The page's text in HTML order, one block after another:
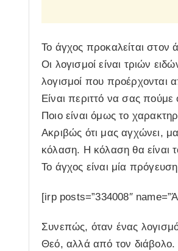
Το άγχος προκαλείται
Οι λογισμοί είναι τριών
λογισμοί που προέρχονται
Είναι περιττό να σας πούμε
Ποιο είναι όμως το
Ακριβώς ότι μας αγχώνει,
κόλαση. Η κόλαση θα είναι
Το άγχος είναι μία
[irp posts=”334008″
Συνεπώς, όταν ένας
Θεό, αλλά από τον διάβολο.